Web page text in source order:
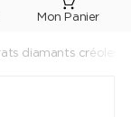
diamants créoles